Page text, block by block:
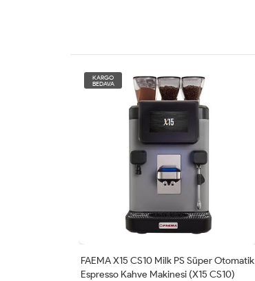
KARGO
BEDAVA
FAEMA X20 S10 AutoSteam Süper
Otomatik Espresso Kahve Makinesi (X20